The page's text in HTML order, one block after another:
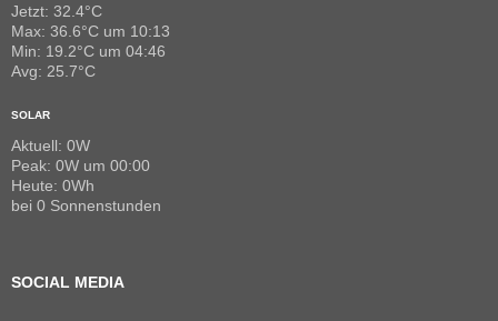
Jetzt: 32.4°C
Max: 36.6°C um 10:13
Min: 19.2°C um 04:46
Avg: 25.7°C
SOLAR
Aktuell: 0W
Peak: 0W um 00:00
Heute: 0Wh
bei 0 Sonnenstunden
SOCIAL MEDIA